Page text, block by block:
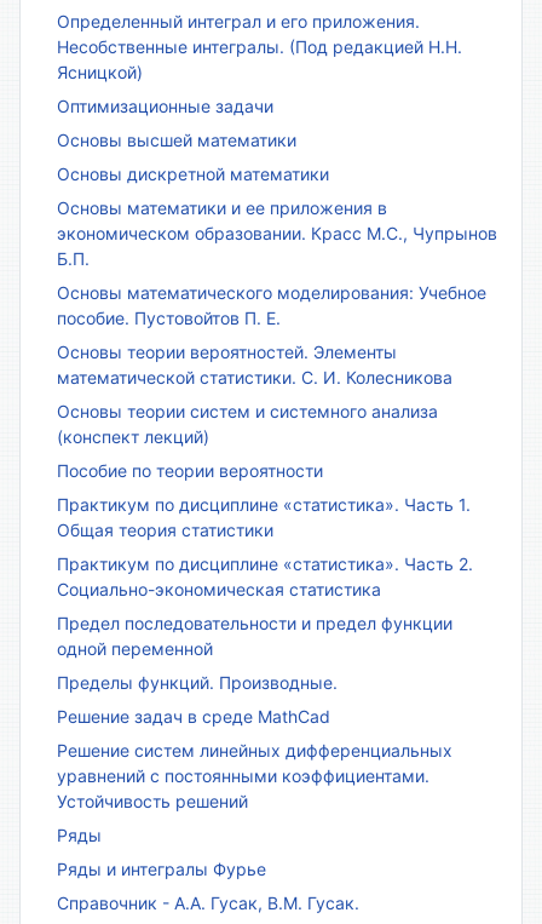
Определенный интеграл и его приложения.
Несобственные интегралы. (Под редакцией Н.Н.
Ясницкой)
Оптимизационные задачи
Основы высшей математики
Основы дискретной математики
Основы математики и ее приложения в
экономическом образовании. Красс М.С., Чупрынов
Б.П.
Основы математического моделирования: Учебное
пособие. Пустовойтов П. Е.
Основы теории вероятностей. Элементы
математической статистики. С. И. Колесникова
Основы теории систем и системного анализа
(конспект лекций)
Пособие по теории вероятности
Практикум по дисциплине «статистика». Часть 1.
Общая теория статистики
Практикум по дисциплине «статистика». Часть 2.
Социально-экономическая статистика
Предел последовательности и предел функции
одной переменной
Пределы функций. Производные.
Решение задач в среде MathCad
Решение систем линейных дифференциальных
уравнений с постоянными коэффициентами.
Устойчивость решений
Ряды
Ряды и интегралы Фурье
Справочник - А.А. Гусак, В.М. Гусак.